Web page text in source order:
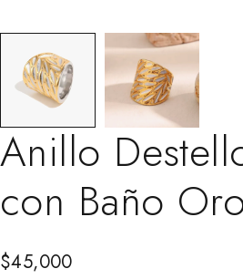
Anillo
con Baño
$45,000